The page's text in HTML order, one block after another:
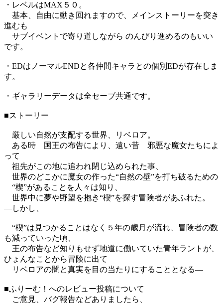
・レベルはMAX５０。
基本、自由に動き回れますので、メインストーリーを突き
進むも
サブイベントで寄り道しながら のんびり進めるのもいい
です。
・EDはノーマルENDと各仲間キャラとの個別EDが存在しま
す。
・ギャラリーデータは全セーブ共通です。
■ストーリー
厳しい自然が支配する世界、リベロア。
ある時 国王の布告により、遠い昔 邪悪な魔女たちによ
って
祖先がこの地に追われ閉じ込められた事、
世界のどこかに魔女の作った“自然の壁”を打ち破るための
“楔”があることを人々は知り、
世界中に夢や野望を抱き“楔”を探す冒険者があふれた。
―しかし、
“楔”は見つかることはなく５年の歳月が流れ、冒険者の数
も減っていった頃、
王の布告など知りもせず地道に働いていた青年ラントが、
ひょんなことから冒険に出て
リベロアの闇と真実を目の当たりにすることとなる―
■ふりーむ！へのレビュー投稿について
ご意見、バグ報告などありましたら、